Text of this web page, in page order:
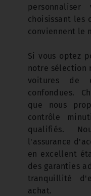
choisissant les
conviennent le
Si vous optez
notre sélection
voitures de
confondues.
que nous
contrôle
qualifiés.
l'assurance
en excellent
des garanties
tranquillité
achat.